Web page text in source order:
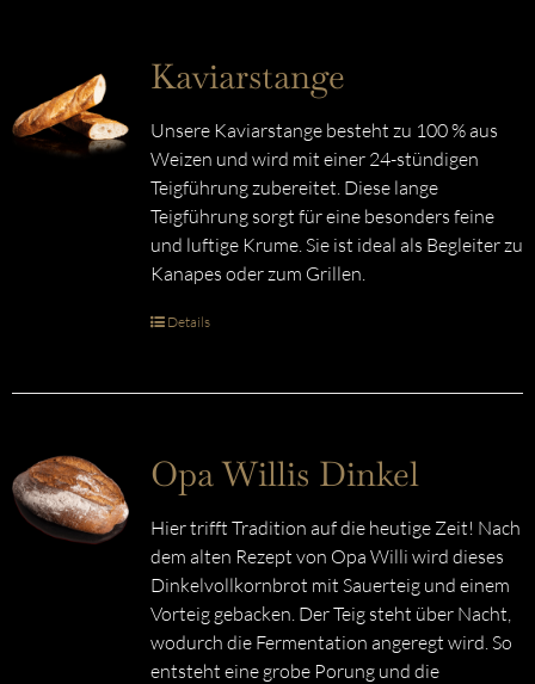
Kaviarstange
Unsere Kaviarstange besteht zu 100 % aus
Weizen und wird mit einer 24-stündigen
Teigführung zubereitet. Diese lange
Teigführung sorgt für eine besonders feine
und luftige Krume. Sie ist ideal als Begleiter zu
Kanapes oder zum Grillen.
Details
Opa Willis Dinkel
Hier trifft Tradition auf die heutige Zeit! Nach
dem alten Rezept von Opa Willi wird dieses
Dinkelvollkornbrot mit Sauerteig und einem
Vorteig gebacken. Der Teig steht über Nacht,
wodurch die Fermentation angeregt wird. So
entsteht eine grobe Porung und die